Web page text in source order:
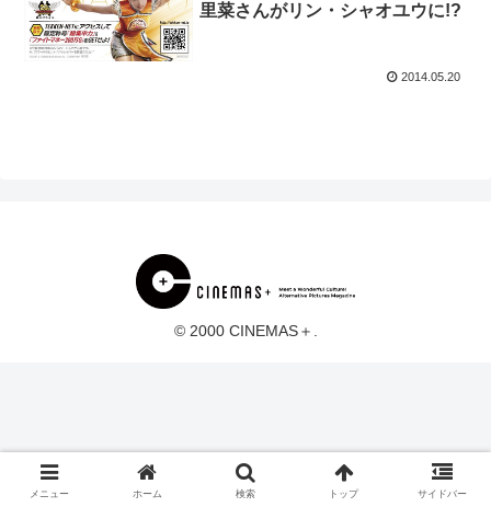
里菜さんがリン・シャオユウに!?
2014.05.20
© 2000 CINEMAS＋.
メニュー ホーム 検索 トップ サイドバー